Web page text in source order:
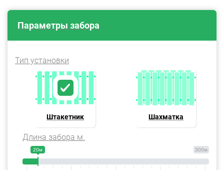
Параметры забора
Тип установки
Штакетник Шахматка
Длина забора м.
300м
20м